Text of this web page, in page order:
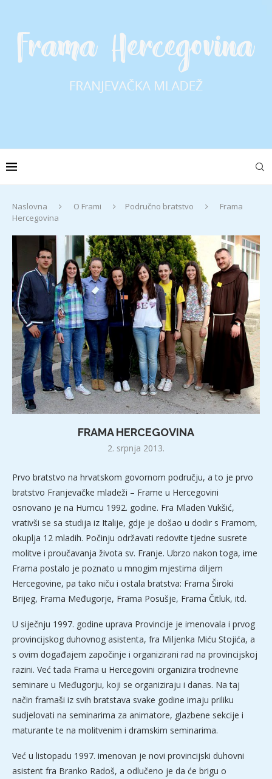
Naslovna O Frami Područno bratstvo
Frama
Hercegovina
FRAMA HERCEGOVINA
2. srpnja 2013.
Prvo bratstvo na hrvatskom govornom području, a to je prvo
bratstvo Franjevačke mladeži – Frame u Hercegovini
osnovano je na Humcu 1992. godine. Fra Mladen Vukšić,
vrativši se sa studija iz Italije, gdje je došao u dodir s Framom,
okuplja 12 mladih. Počinju održavati redovite tjedne susrete
molitve i proučavanja života sv. Franje. Ubrzo nakon toga, ime
Frama postalo je poznato u mnogim mjestima diljem
Hercegovine, pa tako niču i ostala bratstva: Frama Široki
Brijeg, Frama Međugorje, Frama Posušje, Frama Čitluk, itd.
U siječnju 1997. godine uprava Provincije je imenovala i prvog
provincijskog duhovnog asistenta, fra Miljenka Miću Stojića, a
s ovim događajem započinje i organizirani rad na provincijskoj
razini. Već tada Frama u Hercegovini organizira trodnevne
seminare u Međugorju, koji se organiziraju i danas. Na taj
način framaši iz svih bratstava svake godine imaju priliku
sudjelovati na seminarima za animatore, glazbene sekcije i
maturante te na molitvenim i dramskim seminarima.
Već u listopadu 1997. imenovan je novi provincijski duhovni
asistent fra Branko Radoš, a odlučeno je da će brigu o